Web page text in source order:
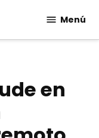
Menú
en